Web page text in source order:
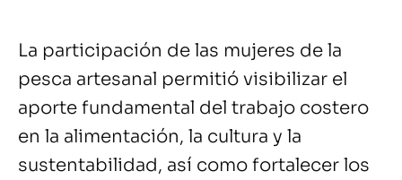
La participación de las mujeres de la
pesca artesanal permitió visibilizar el
aporte fundamental del trabajo costero
en la alimentación, la cultura y la
sustentabilidad, así como fortalecer los